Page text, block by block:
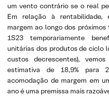
um vento contrário se o real
Em relação à rentabilidade,
margem ao longo dos
1S23 temporariamente
unitárias dos produtos de ciclo
custos decrescentes),
estimativa de 18,9% para
acomodação de margem em
ano é uma premissa mais